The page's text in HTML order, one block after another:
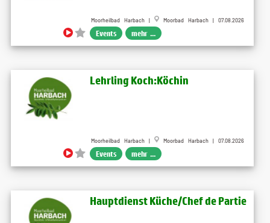
Moorheilbad Harbach | Moorbad Harbach | 07.08.2026
Events mehr ...
Lehrling Koch:Köchin
Moorheilbad Harbach | Moorbad Harbach | 07.08.2026
Events mehr ...
Hauptdienst Küche/Chef de Partie